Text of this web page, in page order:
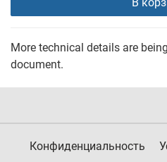
More technical details are
document.
Конфиденциальность